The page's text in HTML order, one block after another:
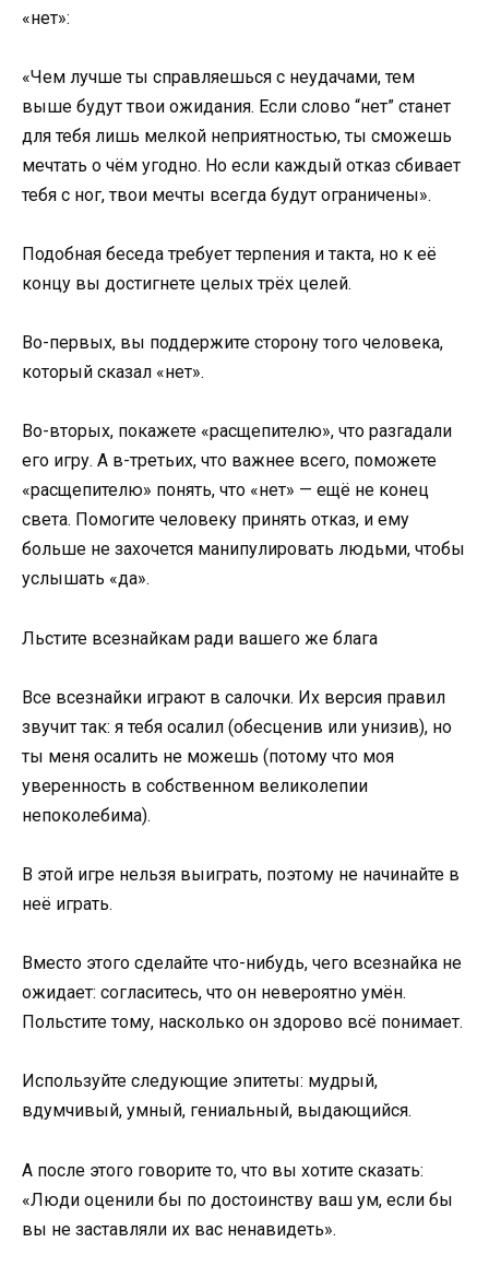
«нет»:
«Чем лучше ты справляешься с неудачами, тем
выше будут твои ожидания. Если слово “нет” станет
для тебя лишь мелкой неприятностью, ты сможешь
мечтать о чём угодно. Но если каждый отказ сбивает
тебя с ног, твои мечты всегда будут ограничены».
Подобная беседа требует терпения и такта, но к её
концу вы достигнете целых трёх целей.
Во-первых, вы поддержите сторону того человека,
который сказал «нет».
Во-вторых, покажете «расщепителю», что разгадали
его игру. А в-третьих, что важнее всего, поможете
«расщепителю» понять, что «нет» — ещё не конец
света. Помогите человеку принять отказ, и ему
больше не захочется манипулировать людьми, чтобы
услышать «да».
Льстите всезнайкам ради вашего же блага
Все всезнайки играют в салочки. Их версия правил
звучит так: я тебя осалил (обесценив или унизив), но
ты меня осалить не можешь (потому что моя
уверенность в собственном великолепии
непоколебима).
В этой игре нельзя выиграть, поэтому не начинайте в
неё играть.
Вместо этого сделайте что-нибудь, чего всезнайка не
ожидает: согласитесь, что он невероятно умён.
Польстите тому, насколько он здорово всё понимает.
Используйте следующие эпитеты: мудрый,
вдумчивый, умный, гениальный, выдающийся.
А после этого говорите то, что вы хотите сказать:
«Люди оценили бы по достоинству ваш ум, если бы
вы не заставляли их вас ненавидеть».